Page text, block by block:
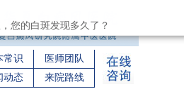
常识
医师团队
动态 来院路线
您的白斑发现多久了？